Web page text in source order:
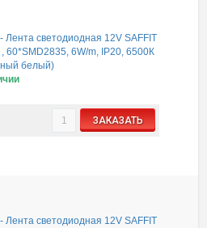
- Лента светодиодная 12V SAFFIT
60*SMD2835, 6W/m, IP20, 6500К
белый)
ЗАКАЗАТЬ
- Лента светодиодная 12V SAFFIT